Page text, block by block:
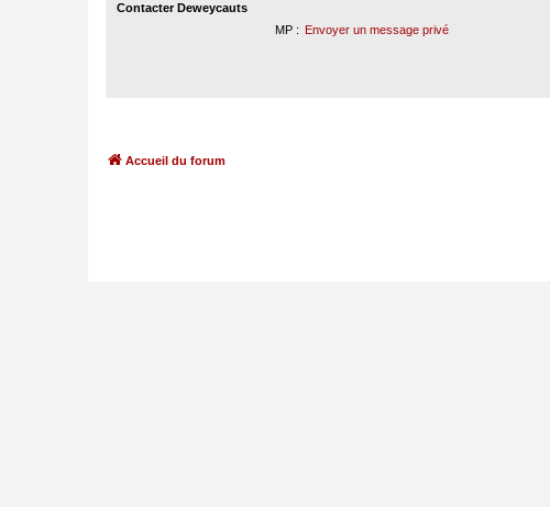
Contacter Deweycauts
MP : Envoyer un message privé
Accueil du forum